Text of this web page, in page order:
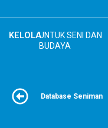
to
content
KELOLAUNTUK SENI DAN
BUDAYA
Database Seniman